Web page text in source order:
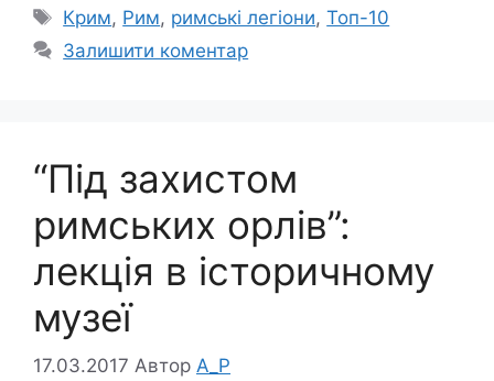
Позначки
Крим, Рим, римські легіони,Топ-10
Залишити коментар
“Під захистом
римських орлів”:
лекція в історичному
музеї
17.03.2017 Автор A_P